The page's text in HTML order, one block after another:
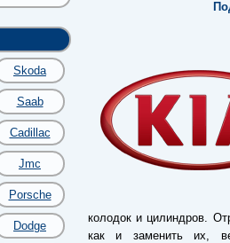
Skoda
Saab
Cadillac
Jmc
Porsche
Dodge
колодок и цилиндров.
как и заменить их,